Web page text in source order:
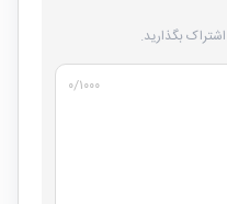
بگذارید.
۰/۱۰۰۰